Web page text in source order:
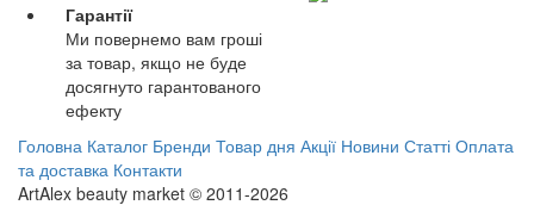
Гарантії
Ми повернемо вам гроші
за товар, якщо не буде
досягнуто гарантованого
ефекту
Головна Каталог Бренди Товар дня Акції Новини Статті Оплата
та доставка Контакти
ArtAlex beauty market © 2011-2026